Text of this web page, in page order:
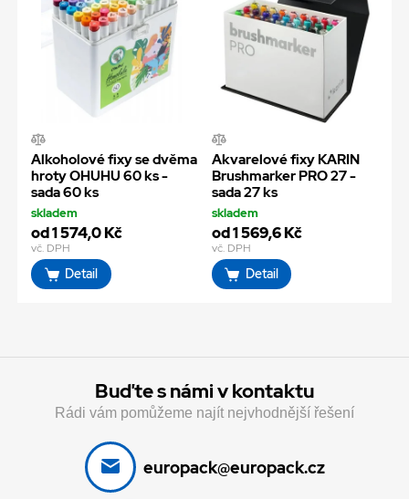
Alkoholové fixy se dvěma
hroty OHUHU 60 ks -
sada 60 ks
skladem
od 1 574,0 Kč
vč. DPH
Detail
Akvarelové fixy KARIN
Brushmarker PRO 27 -
sada 27 ks
skladem
od 1 569,6 Kč
vč. DPH
Detail
Buďte s námi v kontaktu
Rádi vám pomůžeme najít nejvhodnější řešení
europack@europack.cz